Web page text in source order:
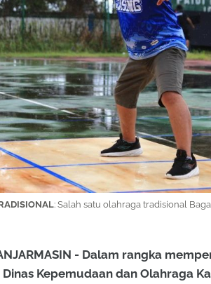
: Salah satu olahraga tradisional
- Dalam rangka
Kepemudaan dan Olahraga